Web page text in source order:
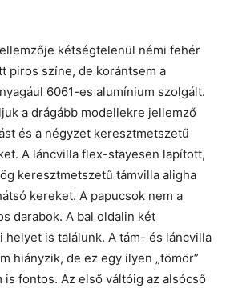
kétségtelenül némi fehér
piros színe, de korántsem a
6061-es alumínium szolgált.
a drágább modellekre jellemző
és a négyzet keresztmetszetű
A láncvilla flex-stayesen lapított,
keresztmetszetű támvilla aligha
kereket. A papucsok nem a
darabok. A bal oldalin két
helyet is találunk. A tám- és láncvilla
hiányzik, de ez egy ilyen „tömör”
is fontos. Az első váltóig az alsócső